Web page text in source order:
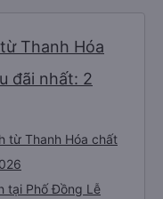
Thanh Hóa
đãi nhất: 2
từ Thanh Hóa chất
tại Phố Đồng Lễ